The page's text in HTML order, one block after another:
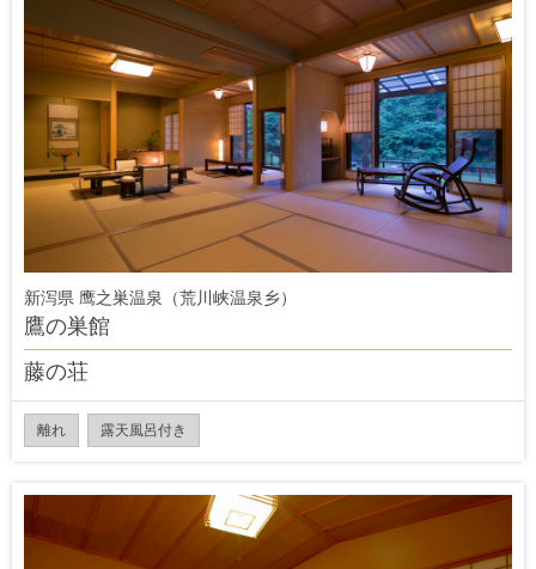
新泻県 鹰之巣温泉（荒川峡温泉乡）
鷹の巣館
藤の荘
離れ 露天風呂付き